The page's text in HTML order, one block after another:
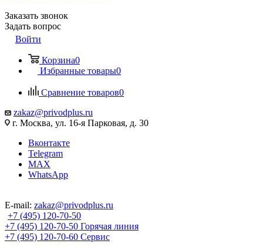
Заказать звонок
Задать вопрос
Войти
Корзина0
Избранные товары0
Сравнение товаров0
zakaz@privodplus.ru
г. Москва, ул. 16-я Парковая, д. 30
Вконтакте
Telegram
MAX
WhatsApp
E-mail: zakaz@privodplus.ru
+7 (495) 120-70-50
+7 (495) 120-70-50 Горячая линия
+7 (495) 120-70-60 Сервис